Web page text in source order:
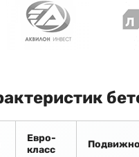
Евро-
класс